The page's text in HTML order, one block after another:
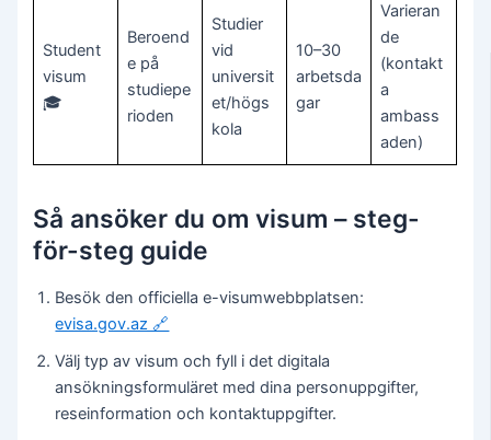
Student
visum
🎓
Beroend
e på
studiepe
rioden
Studier
vid
universit
et/högs
kola
10–30
arbetsda
gar
Varieran
de
(kontakt
a
ambass
aden)
Så ansöker du om visum – steg-
för-steg guide
Besök den officiella e-visumwebbplatsen:
evisa.gov.az 🔗
Välj typ av visum och fyll i det digitala
ansökningsformuläret med dina personuppgifter,
reseinformation och kontaktuppgifter.